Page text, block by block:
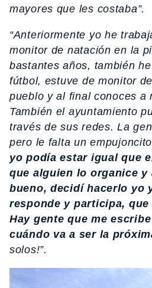
mayores que les costaba”.
“Anteriormente yo he
monitor de natación en la
bastantes años, también
fútbol, estuve de monitor
pueblo y al final conoces a
También el ayuntamiento
través de sus redes. La
pero le falta un
yo podía estar igual que
que alguien lo organice y
bueno, decidí hacerlo yo
responde y participa,
Hay gente que me
cuándo va a ser la
solos!”.